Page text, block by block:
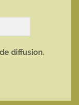
diffusion.